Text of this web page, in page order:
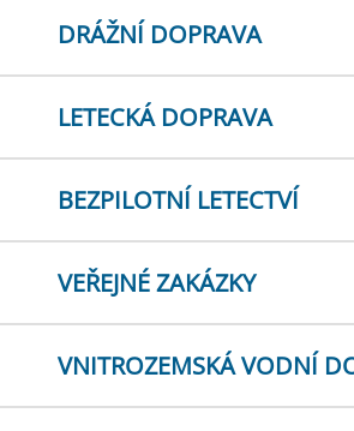
DRÁŽNÍ DOPRAVA
LETECKÁ DOPRAVA
BEZPILOTNÍ LETECTVÍ
VEŘEJNÉ ZAKÁZKY
VNITROZEMSKÁ VODNÍ